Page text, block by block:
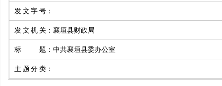
发文字号 ：
发文机关 ： 襄垣县财政局
标题 ： 中共襄垣县委办公室
主题分类 ：